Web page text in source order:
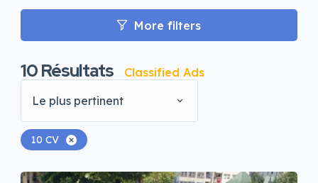
More filters
10Résultats
Classified Ads
Le plus pertinent
10 CV